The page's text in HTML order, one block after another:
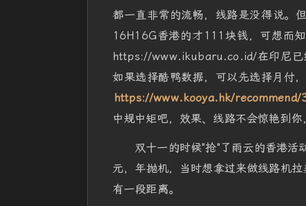
都一直非常的流畅，线路是没得说。
16H16G香港的才111块钱，可想而
https://www.ikubaru.co.id/在印尼已
如果选择酷鸭数据，可以先选择月付
https://www.kooya.hk/recommend/
中规中矩吧，效果、线路不会惊艳到你
双十一的时候"抢"了雨云的香港
元，年抛机，当时想拿过来做线路机
有一段距离。